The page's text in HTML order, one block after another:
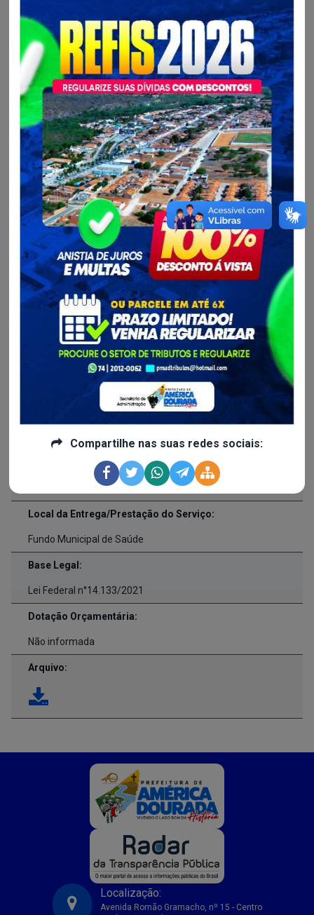
Compartilhe nas suas redes sociais:
Processo Licitatário:
Credenciamento Nº 001/2023
Unidade Gestora:
Fundo Municipal de Saúde
Contratado:
URI LOUISE DE JESUS OLIVEIRA |CPF/CNPJ:
043.***.***-94
Valor:
24.000,00
Processo Administrativo:
003/2023
Data de Publicação:
21/08/2023
Inicio da Vigência:
Fim da Vigência:
15/03/2024
Responsável pela Fiscalização:
Paulo Roberto Inácio de Almeida -Matrícula/Registro:
Local da Entrega/Prestação do Serviço:
Fundo Municipal de Saúde
Base Legal:
Lei Federal n°14.133/2021
Dotação Orçamentária:
Não informada
Arquivo:
Localização:
Avenida Romão Gramacho, nº 15 - Centro